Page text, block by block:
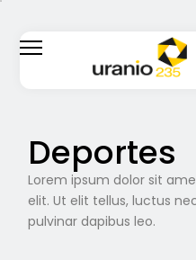
Deportes
Lorem ipsum dolor sit
elit. Ut elit tellus, luctus
pulvinar dapibus leo.